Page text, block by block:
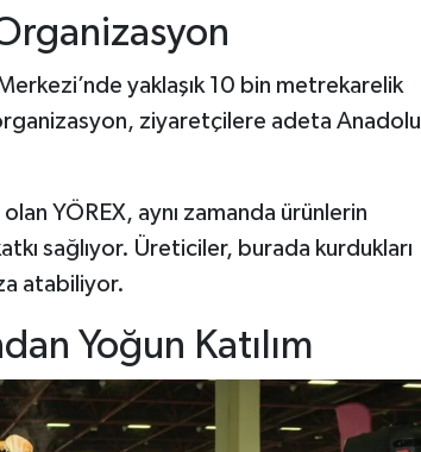
yaklaşık 10 bin metrekarelik
ziyaretçilere adeta Anadolu
YÖREX, aynı zamanda ürünlerin
sağlıyor. Üreticiler, burada kurdukları
atabiliyor.
Yoğun Katılım